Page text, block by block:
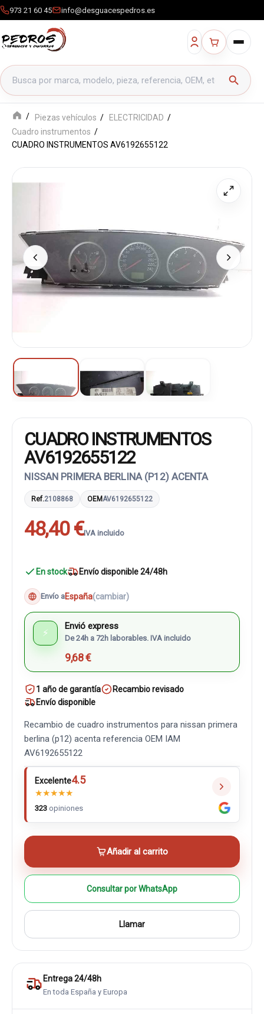
973 21 60 45 info@desguacespedros.es
Buscar productos
search
Piezas vehículos
ELECTRICIDAD
Cuadro instrumentos
CUADRO INSTRUMENTOS AV6192655122
CUADRO INSTRUMENTOS
AV6192655122
NISSAN PRIMERA BERLINA (P12) ACENTA
Ref.2108868 OEMAV6192655122
48,40 €IVA incluido
En stock Envío disponible 24/48h
Envío aEspaña(cambiar)
⚡
Envió express
De 24h a 72h laborables. IVA incluido
9,68 €
1 año de garantía
Recambio revisado
Envío disponible
Recambio de cuadro instrumentos para nissan primera
berlina (p12) acenta referencia OEM IAM
AV6192655122
Excelente4.5
★★★★★
323 opiniones
Añadir al carrito
Consultar por WhatsApp
Llamar
Entrega 24/48h
En toda España y Europa